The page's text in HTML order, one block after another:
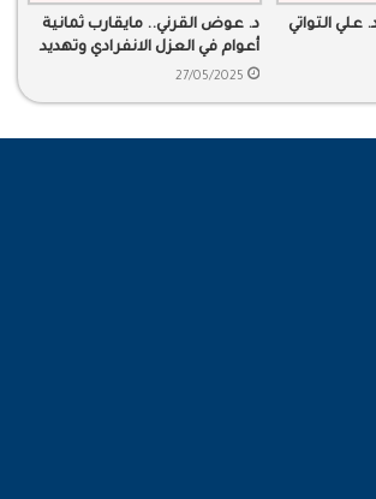
علي التواتي
د. عوض القرني.. مايقارب ثمانية
أعوام في العزل الانفرادي وتهديد
بالإعدام بسبب تغريدات
27/05/2025